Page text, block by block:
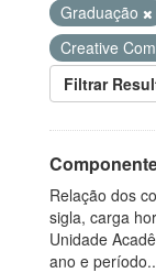
Graduação
Creative
Filtrar
Relação dos
sigla, carga
Unidade
ano e